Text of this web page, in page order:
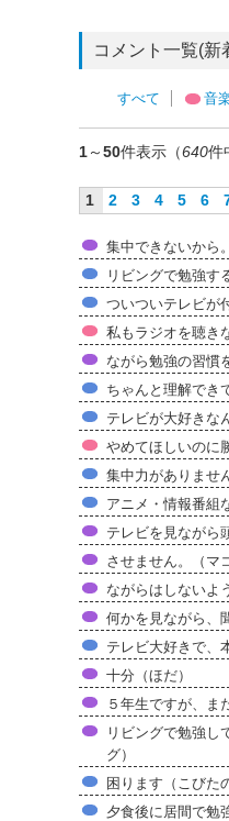
コメント一覧(新
すべて 音
1～50件表示（640件
1 2 3 4 5 6
集中できないから
リビングで勉強す
ついついテレビが
私もラジオを聴き
ながら勉強の習慣
ちゃんと理解でき
テレビが大好きな
やめてほしいのに
集中力がありませ
アニメ・情報番組
テレビを見ながら
させません。（マ
ながらはしないよ
何かを見ながら、
テレビ大好きで、
十分（ほだ）
５年生ですが、ま
リビングで勉強し
グ）
困ります（こびた
夕食後に居間で勉